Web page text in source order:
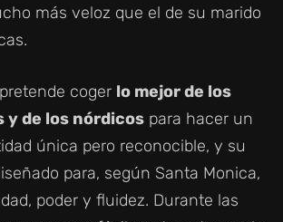
más veloz que el de su marido
coger lo mejor de los
y de los nórdicos para hacer un
única pero reconocible, y su
para, según Santa Monica,
poder y fluidez. Durante las